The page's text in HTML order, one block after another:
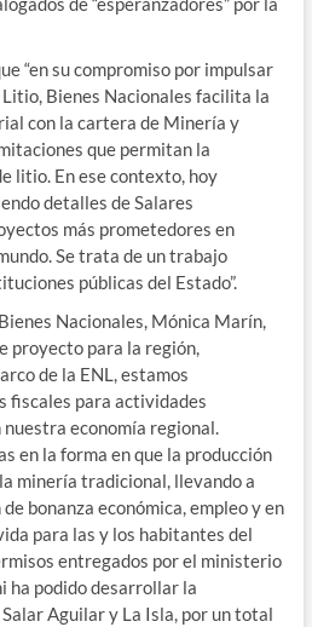
“en su compromiso por impulsar
Bienes Nacionales facilita la
con la cartera de Minería y
que permitan la
litio. En ese contexto, hoy
detalles de Salares
más prometedores en
Se trata de un trabajo
públicas del Estado”.
Nacionales, Mónica Marín,
proyecto para la región,
de la ENL, estamos
fiscales para actividades
economía regional.
en la forma en que la producción
minería tradicional, llevando a
bonanza económica, empleo y en
para las y los habitantes del
entregados por el ministerio
ha podido desarrollar la
Aguilar y La Isla, por un total